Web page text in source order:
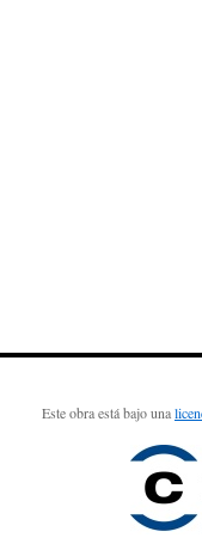
Este obra está bajo una